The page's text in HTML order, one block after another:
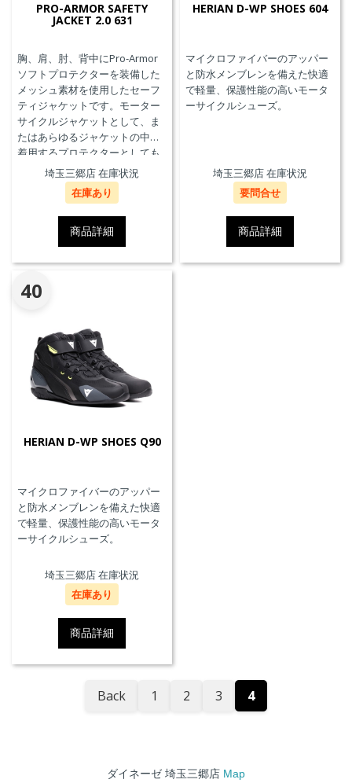
PRO-ARMOR SAFETY
JACKET 2.0 631
胸、肩、肘、背中にPro-Armor
ソフトプロテクターを装備した
メッシュ素材を使用したセーフ
ティジャケットです。モーター
サイクルジャケットとして、ま
たはあらゆるジャケットの中に
着用するプロテクターとしても
使用することができます。
埼玉三郷店 在庫状況
在庫あり
商品詳細
HERIAN D-WP SHOES 604
マイクロファイバーのアッパー
と防水メンブレンを備えた快適
で軽量、保護性能の高いモータ
ーサイクルシューズ。
埼玉三郷店 在庫状況
要問合せ
商品詳細
40
HERIAN D-WP SHOES Q90
マイクロファイバーのアッパー
と防水メンブレンを備えた快適
で軽量、保護性能の高いモータ
ーサイクルシューズ。
埼玉三郷店 在庫状況
在庫あり
商品詳細
Back 1 2 3 4
ダイネーゼ 埼玉三郷店 Map